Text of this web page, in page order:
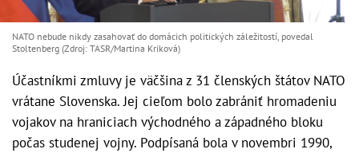
NATO nebude nikdy zasahovať do domácich politických záležitostí, povedal
Stoltenberg (Zdroj: TASR/Martina Kriková)
Účastníkmi zmluvy je väčšina z 31 členských štátov NATO
vrátane Slovenska. Jej cieľom bolo zabrániť hromadeniu
vojakov na hraniciach východného a západného bloku
počas studenej vojny. Podpísaná bola v novembri 1990,